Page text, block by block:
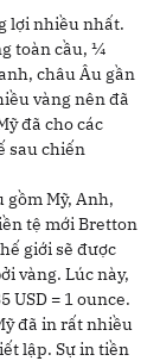
lợi nhiều nhất.
toàn cầu, ¼
châu Âu gần
vàng nên đã
đã cho các
sau chiến
gồm Mỹ, Anh,
tệ mới Bretton
giới sẽ được
vàng. Lúc này,
USD = 1 ounce.
đã in rất nhiều
lập. Sự in tiền